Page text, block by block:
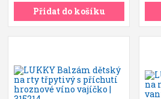
Přidat do košíku